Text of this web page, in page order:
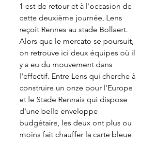
1 est de retour et à l'occasion de
cette deuxième journée, Lens
reçoit Rennes au stade Bollaert.
Alors que le mercato se poursuit,
on retrouve ici deux équipes où il
y a eu du mouvement dans
l'effectif. Entre Lens qui cherche à
construire un onze pour l'Europe
et le Stade Rennais qui dispose
d'une belle enveloppe
budgétaire, les deux ont plus ou
moins fait chauffer la carte bleue